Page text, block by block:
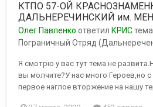
КТПО 57-ОЙ
ДАЛЬНЕРЕЧИНСКИЙ им.
Олег Павленко ответил КРИС
Пограничный Отряд
Я смотрю у вас тут тема не
вы молчите?У нас много Героев,но
первое наглое вторжение на нашу